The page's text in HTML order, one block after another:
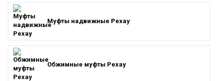
Муфты надвижные Рехау
Обжимные муфты Рехау